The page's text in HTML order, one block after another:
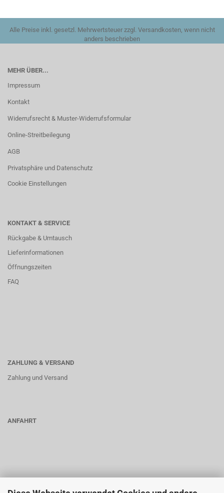
Alle Preise inkl. gesetzl. Mehrwertsteuer zzgl. Versandkosten, wenn nicht
anders beschrieben
MEHR ÜBER...
Impressum
Kontakt
Widerrufsrecht & Muster-Widerrufsformular
Online-Streitbeilegung
AGB
Privatsphäre und Datenschutz
Cookie Einstellungen
KONTAKT & SERVICE
Rückgabe & Umtausch
Lieferinformationen
Öffnungszeiten
FAQ
ZAHLUNG & VERSAND
Zahlung und Versand
ANFAHRT